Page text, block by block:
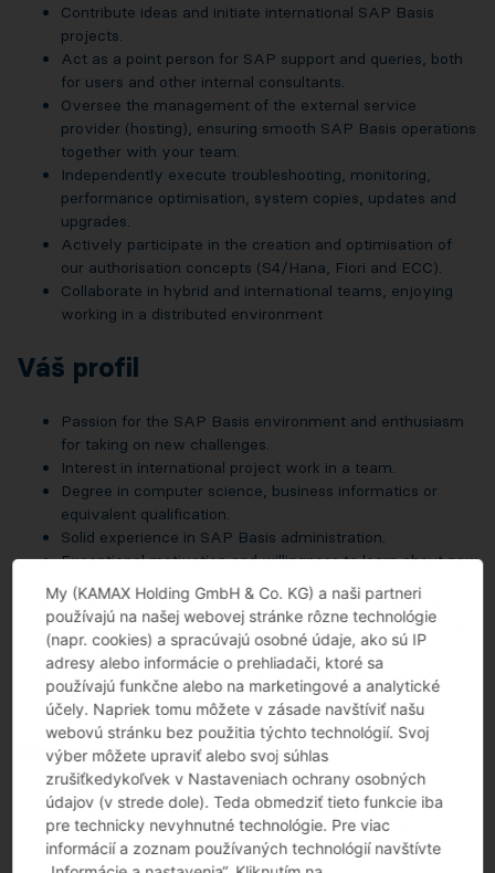
Contribute ideas and initiate international SAP Basis
projects.
Act as a point person for SAP support and queries, both
for users and other internal consultants.
Oversee the management of the external service
provider (hosting), ensuring smooth SAP Basis operations
together with your team.
Independently execute troubleshooting, monitoring,
performance optimisation, system copies, updates and
upgrades.
Actively participate in the creation and optimisation of
our authorisation concepts (S4/Hana, Fiori and ECC).
Collaborate in hybrid and international teams, enjoying
working in a distributed environment
Váš profil
Passion for the SAP Basis environment and enthusiasm
for taking on new challenges.
Interest in international project work in a team.
Degree in computer science, business informatics or
equivalent qualification.
Solid experience in SAP Basis administration.
Exceptional motivation and willingness to learn about new
areas in this field.
Basic knowledge of ABAP (not essential, but desirable).
Independent, structured and goal-oriented working style
and team attitude.
Effective communication, solution and goal oriented.
Good level of English, both written and spoken.
Naša ponuka
Type of contract: Full time and permanent position.
Work modality: Hybrid (2-3 days on-site / 2-3 days
remote), with the possibility of working in a distributed
My (KAMAX Holding GmbH & Co. KG) a naši partneri
používajú na našej webovej stránke rôzne technológie
(napr. cookies) a spracúvajú osobné údaje, ako sú IP
adresy alebo informácie o prehliadači, ktoré sa
používajú funkčne alebo na marketingové a analytické
účely. Napriek tomu môžete v zásade navštíviť našu
webovú stránku bez použitia týchto technológií. Svoj
výber môžete upraviť alebo svoj súhlas
zrušiťkedykoľvek v Nastaveniach ochrany osobných
údajov (v strede dole). Teda obmedziť tieto funkcie iba
pre technicky nevyhnutné technológie. Pre viac
informácií a zoznam používaných technológií navštívte